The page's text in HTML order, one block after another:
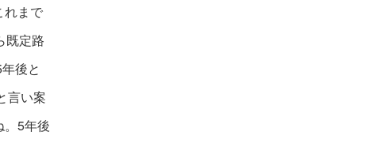
れまで
既定路
後と
言い案
。5年後